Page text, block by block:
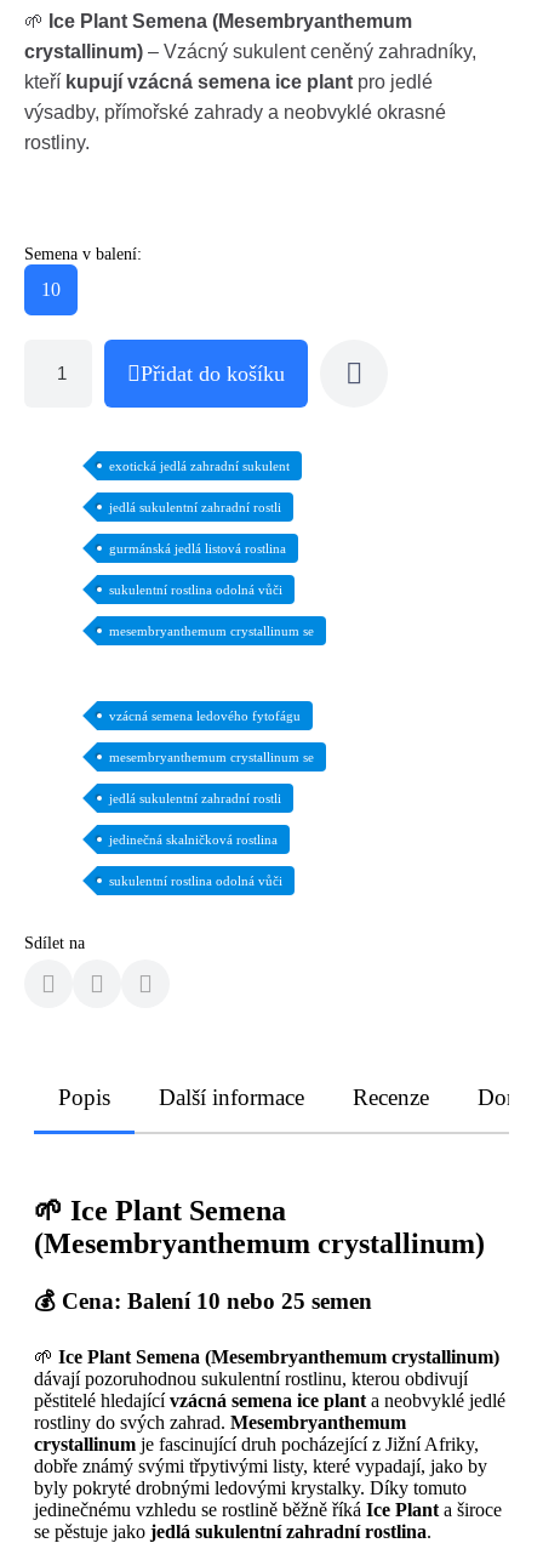
🌱 Ice Plant Semena (Mesembryanthemum
crystallinum) – Vzácný sukulent ceněný zahradníky,
kteří kupují vzácná semena ice plant pro jedlé
výsadby, přímořské zahrady a neobvyklé okrasné
rostliny.
Semena v balení:
10
Přidat do košíku
exotická jedlá zahradní sukulent
jedlá sukulentní zahradní rostli
gurmánská jedlá listová rostlina
sukulentní rostlina odolná vůči
mesembryanthemum crystallinum se
vzácná semena ledového fytofágu
mesembryanthemum crystallinum se
jedlá sukulentní zahradní rostli
jedinečná skalničková rostlina
sukulentní rostlina odolná vůči
Sdílet na
Popis Další informace Recenze
🌱 Ice Plant Semena
(Mesembryanthemum crystallinum)
💰 Cena: Balení 10 nebo 25 semen
🌱 Ice Plant Semena (Mesembryanthemum crystallinum)
dávají pozoruhodnou sukulentní rostlinu, kterou obdivují
pěstitelé hledajícívzácná semena ice plant a neobvyklé jedlé
rostliny do svých zahrad. Mesembryanthemum
crystallinum je fascinující druh pocházející z Jižní Afriky,
dobře známý svými třpytivými listy, které vypadají, jako by
byly pokryté drobnými ledovými krystalky. Díky tomuto
jedinečnému vzhledu se rostlině běžně říká Ice Plant a široce
se pěstuje jako jedlá sukulentní zahradní rostlina.